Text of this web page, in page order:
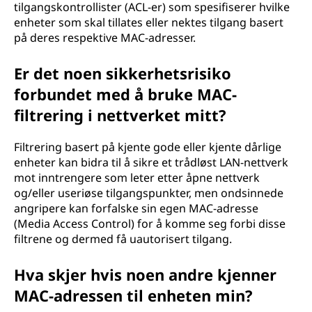
tilgangskontrollister (ACL-er) som spesifiserer hvilke
enheter som skal tillates eller nektes tilgang basert
på deres respektive MAC-adresser.
Er det noen sikkerhetsrisiko
forbundet med å bruke MAC-
filtrering i nettverket mitt?
Filtrering basert på kjente gode eller kjente dårlige
enheter kan bidra til å sikre et trådløst LAN-nettverk
mot inntrengere som leter etter åpne nettverk
og/eller useriøse tilgangspunkter, men ondsinnede
angripere kan forfalske sin egen MAC-adresse
(Media Access Control) for å komme seg forbi disse
filtrene og dermed få uautorisert tilgang.
Hva skjer hvis noen andre kjenner
MAC-adressen til enheten min?